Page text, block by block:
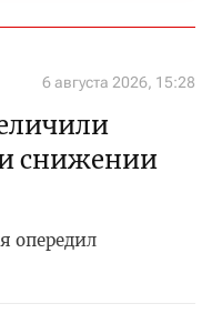
6 августа 2026, 15:28
снижении
опередил